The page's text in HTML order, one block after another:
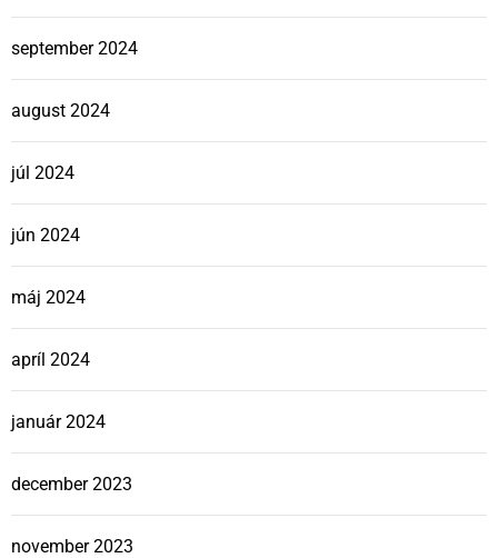
september 2024
august 2024
júl 2024
jún 2024
máj 2024
apríl 2024
január 2024
december 2023
november 2023